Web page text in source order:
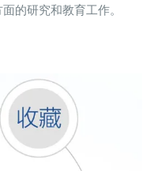
的研究和教育工作。